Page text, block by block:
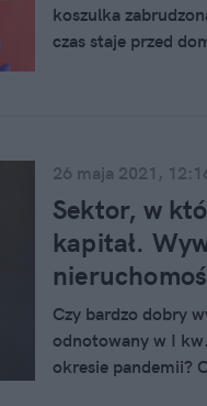
koszulka
czas staje przed
26 maja 2021,
Sektor, w
kapitał.
Czy bardzo dobry
odnotowany w I
okresie pandemii?